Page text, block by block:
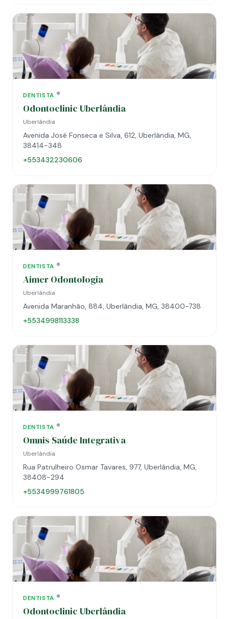
DENTISTA
Odontoclinic Uberlândia
Uberlândia
Avenida José Fonseca e Silva, 612, Uberlândia, MG,
38414-348
+553432230606
DENTISTA
Aimer Odontologia
Uberlândia
Avenida Maranhão, 884, Uberlândia, MG, 38400-738
+5534998113338
DENTISTA
Omnis Saúde Integrativa
Uberlândia
Rua Patrulheiro Osmar Tavares, 977, Uberlândia, MG,
38408-294
+5534999761805
DENTISTA
Odontoclinic Uberlândia